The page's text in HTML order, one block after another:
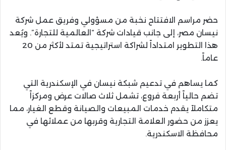
حضر مراسم الافتتاح نخبة من مسؤولي وفريق عمل شركة
نيسان مصر، إلى جانب قيادات شركة “العالمية للتجارة”. ويُعد
هذا التطوير امتداداً لشراكة استراتيجية تمتد لأكثر من 20
عاماً.
كما يساهم في تدعيم شبكة نيسان في الإسكندرية التي
تضم حالياً أربعة فروع، تشمل ثلاث صالات عرض ومركزاً
متكاملاً يقدم خدمات المبيعات والصيانة وقطع الغيار، مما
يعزز من حضور العلامة التجارية وقربها من عملائها في
محافظة الاسكندرية.